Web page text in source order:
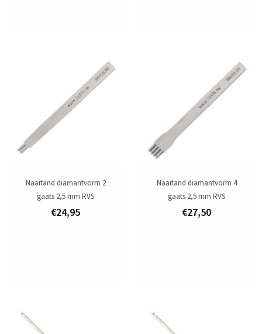
Naaitand diamantvorm 2
gaats 2,5 mm RVS
€24,95
Naaitand diamantvorm 4
gaats 2,5 mm RVS
€27,50